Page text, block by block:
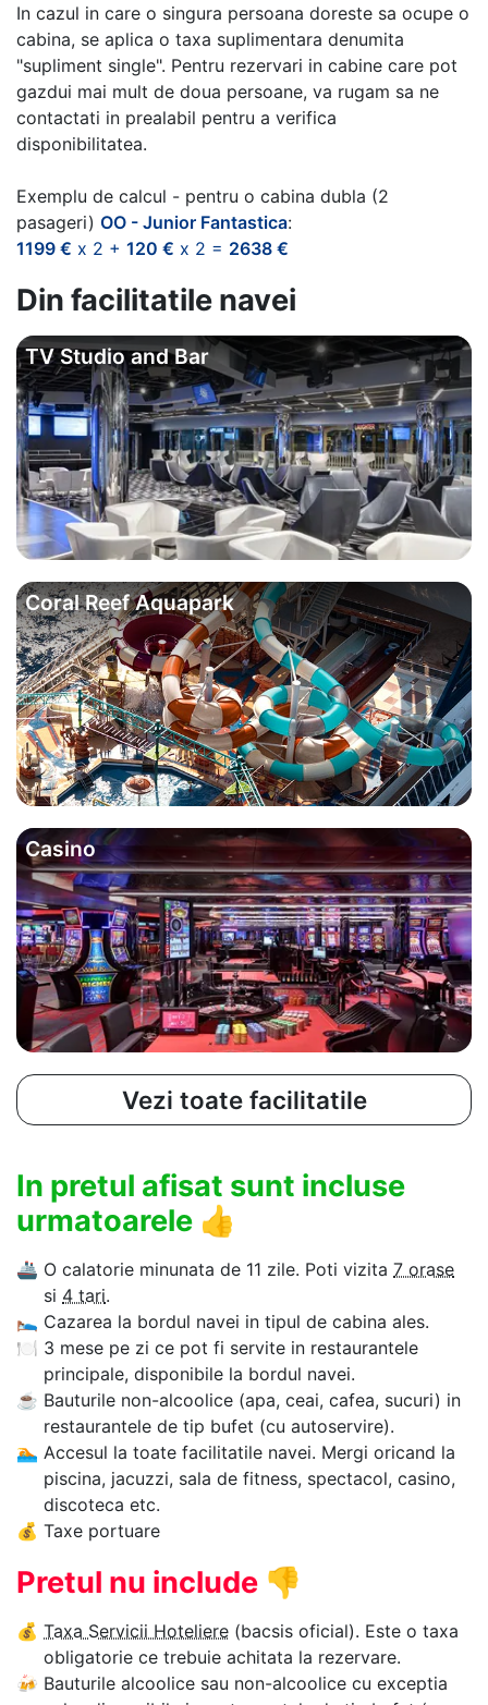
In cazul in care o singura persoana doreste sa ocupe o
cabina, se aplica o taxa suplimentara denumita
"supliment single". Pentru rezervari in cabine care pot
gazdui mai mult de doua persoane, va rugam sa ne
contactati in prealabil pentru a verifica
disponibilitatea.
Exemplu de calcul - pentru o cabina dubla (2
pasageri) OO - Junior Fantastica:
1199 € x 2 + 120 € x 2 = 2638 €
Din facilitatile navei
TV Studio and Bar
Coral Reef Aquapark
Casino
Vezi toate facilitatile
In pretul afisat sunt incluse
urmatoarele 👍
🚢 O calatorie minunata de 11 zile. Poti vizita 7 orase
si 4 tari.
🛌 Cazarea la bordul navei in tipul de cabina ales.
🍽 3 mese pe zi ce pot fi servite in restaurantele
principale, disponibile la bordul navei.
☕ Bauturile non-alcoolice (apa, ceai, cafea, sucuri) in
restaurantele de tip bufet (cu autoservire).
🏊‍ Accesul la toate facilitatile navei. Mergi oricand la
piscina, jacuzzi, sala de fitness, spectacol, casino,
discoteca etc.
💰 Taxe portuare
Pretul nu include 👎
💰 Taxa Servicii Hoteliere (bacsis oficial). Este o taxa
obligatorie ce trebuie achitata la rezervare.
🍻 Bauturile alcoolice sau non-alcoolice cu exceptia